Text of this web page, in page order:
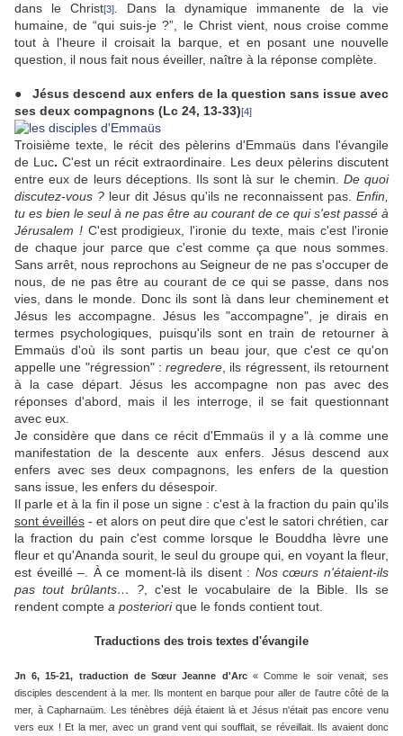
dans le Christ[3]
Dans la dynamique immanente de la vie
humaine, de “qui suis-je ?”, le Christ vient, nous croise comme
tout à l'heure il croisait la barque, et en posant une nouvelle
question, il nous fait nous éveiller, naître à la réponse complète.
● Jésus descend aux enfers de la question sans issue avec
ses deux compagnons (Lc 24, 13-33)[4]
Troisième texte, le récit des pèlerins d'Emmaüs dans l'évangile
de Luc. C'est un récit extraordinaire. Les deux pèlerins discutent
entre eux de leurs déceptions. Ils sont là sur le chemin. De quoi
discutez-vous ? leur dit Jésus qu'ils ne reconnaissent pas. Enfin,
tu es bien le seul à ne pas être au courant de ce qui s'est passé à
Jérusalem !C'est prodigieux, l'ironie du texte, mais c'est l'ironie
de chaque jour parce que c'est comme ça que nous sommes.
Sans arrêt, nous reprochons au Seigneur de ne pas s'occuper de
nous, de ne pas être au courant de ce qui se passe, dans nos
vies, dans le monde. Donc ils sont là dans leur cheminement et
Jésus les accompagne. Jésus les "accompagne", je dirais en
termes psychologiques, puisqu'ils sont en train de retourner à
Emmaüs d'où ils sont partis un beau jour, que c'est ce qu'on
appelle une "régression" : regredere , ils régressent, ils retournent
à la case départ. Jésus les accompagne non pas avec des
réponses d'abord, mais il les interroge, il se fait questionnant
avec eux.
Je considère que dans ce récit d'Emmaüs il y a là comme une
manifestation de la descente aux enfers. Jésus descend aux
enfers avec ses deux compagnons, les enfers de la question
sans issue, les enfers du désespoir.
Il parle et à la fin il pose un signe : c'est à la fraction du pain qu'ils
sont éveillés - et alors on peut dire que c'est le satori chrétien, car
la fraction du pain c'est comme lorsque le Bouddha lèvre une
fleur et qu'Ananda sourit, le seul du groupe qui, en voyant la fleur,
est éveillé –. À ce moment-là ils disent : Nos cœurs n'étaient-ils
pas tout brûlants… ? , c'est le vocabulaire de la Bible. Ils se
rendent compte a posteriorique le fonds contient tout.
Traductions des trois textes d'évangile
Jn 6, 15-21, traduction de Sœur Jeanne d'Arc« Comme le soir venait, ses
disciples descendent à la mer. Ils montent en barque pour aller de l'autre côté de la
mer, à Capharnaüm. Les ténèbres déjà étaient là et Jésus n'était pas encore venu
vers eux ! Et la mer, avec un grand vent qui soufflait, se réveillait. Ils avaient donc